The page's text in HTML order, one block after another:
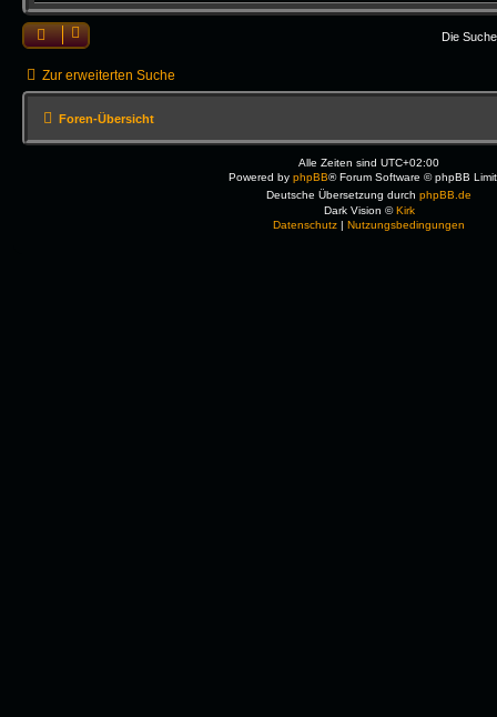
Die
Zur erweiterten Suche
Foren-Übersicht
Alle Zeiten sind UTC+02:00
Powered by phpBB® Forum Software © phpBB
Deutsche Übersetzung durch phpBB.de
Dark Vision ©Kirk
Datenschutz | Nutzungsbedingungen